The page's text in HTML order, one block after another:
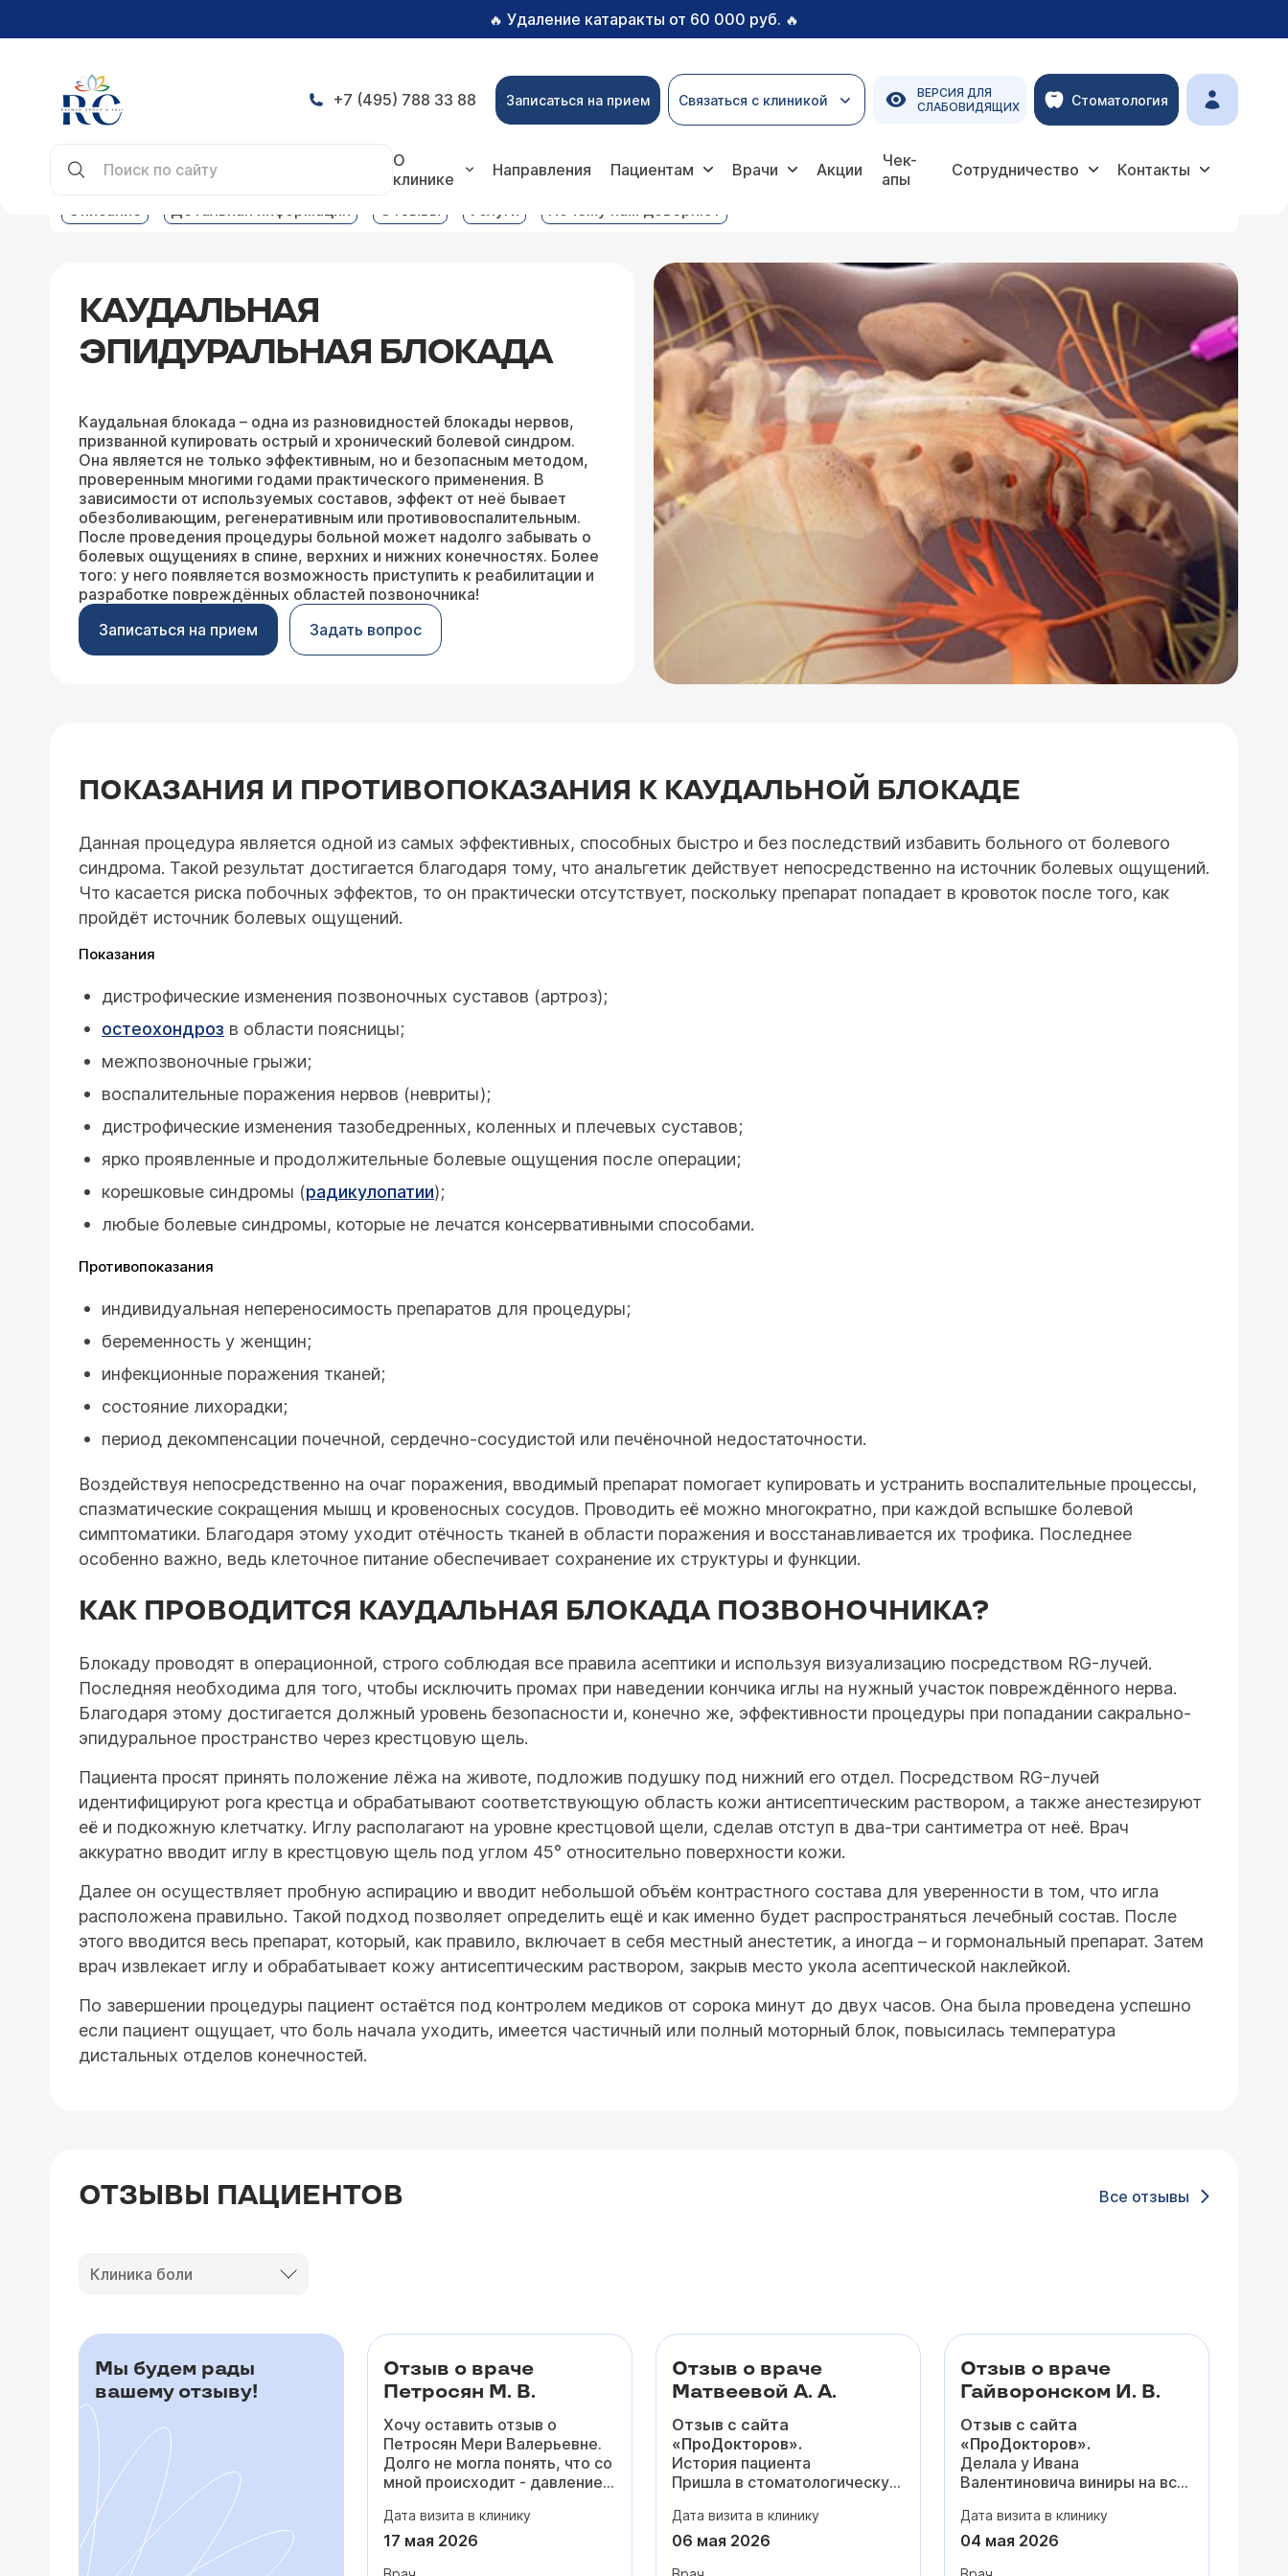
🔥 Удаление катаракты от 60 000 руб. 🔥
+7 (495) 788 33 88 Записаться на прием Связаться с клиникой
ВЕРСИЯ ДЛЯ
СЛАБОВИДЯЩИХ
Стоматология
О
клинике
Направления Пациентам Врачи Акции
Чек-
апы
Сотрудничество Контакты
Описание Детальная информация Отзывы Услуги Почему нам доверяют
КАУДАЛЬНАЯ
ЭПИДУРАЛЬНАЯ БЛОКАДА
Каудальная блокада – одна из разновидностей блокады нервов,
призванной купировать острый и хронический болевой синдром.
Она является не только эффективным, но и безопасным методом,
проверенным многими годами практического применения. В
зависимости от используемых составов, эффект от неё бывает
обезболивающим, регенеративным или противовоспалительным.
После проведения процедуры больной может надолго забывать о
болевых ощущениях в спине, верхних и нижних конечностях. Более
того: у него появляется возможность приступить к реабилитации и
разработке повреждённых областей позвоночника!
Записаться на прием
Задать вопрос
ПОКАЗАНИЯ И ПРОТИВОПОКАЗАНИЯ К КАУДАЛЬНОЙ БЛОКАДЕ
Данная процедура является одной из самых эффективных, способных быстро и без последствий избавить больного от болевого
синдрома. Такой результат достигается благодаря тому, что анальгетик действует непосредственно на источник болевых ощущений.
Что касается риска побочных эффектов, то он практически отсутствует, поскольку препарат попадает в кровоток после того, как
пройдёт источник болевых ощущений.
Показания
дистрофические изменения позвоночных суставов (артроз);
остеохондроз в области поясницы;
межпозвоночные грыжи;
воспалительные поражения нервов (невриты);
дистрофические изменения тазобедренных, коленных и плечевых суставов;
ярко проявленные и продолжительные болевые ощущения после операции;
корешковые синдромы (радикулопатии);
любые болевые синдромы, которые не лечатся консервативными способами.
Противопоказания
индивидуальная непереносимость препаратов для процедуры;
беременность у женщин;
инфекционные поражения тканей;
состояние лихорадки;
период декомпенсации почечной, сердечно-сосудистой или печёночной недостаточности.
Воздействуя непосредственно на очаг поражения, вводимый препарат помогает купировать и устранить воспалительные процессы,
спазматические сокращения мышц и кровеносных сосудов. Проводить её можно многократно, при каждой вспышке болевой
симптоматики. Благодаря этому уходит отёчность тканей в области поражения и восстанавливается их трофика. Последнее
особенно важно, ведь клеточное питание обеспечивает сохранение их структуры и функции.
КАК ПРОВОДИТСЯ КАУДАЛЬНАЯ БЛОКАДА ПОЗВОНОЧНИКА?
Блокаду проводят в операционной, строго соблюдая все правила асептики и используя визуализацию посредством RG-лучей.
Последняя необходима для того, чтобы исключить промах при наведении кончика иглы на нужный участок повреждённого нерва.
Благодаря этому достигается должный уровень безопасности и, конечно же, эффективности процедуры при попадании сакрально-
эпидуральное пространство через крестцовую щель.
Пациента просят принять положение лёжа на животе, подложив подушку под нижний его отдел. Посредством RG-лучей
идентифицируют рога крестца и обрабатывают соответствующую область кожи антисептическим раствором, а также анестезируют
её и подкожную клетчатку. Иглу располагают на уровне крестцовой щели, сделав отступ в два-три сантиметра от неё. Врач
аккуратно вводит иглу в крестцовую щель под углом 45° относительно поверхности кожи.
Далее он осуществляет пробную аспирацию и вводит небольшой объём контрастного состава для уверенности в том, что игла
расположена правильно. Такой подход позволяет определить ещё и как именно будет распространяться лечебный состав. После
этого вводится весь препарат, который, как правило, включает в себя местный анестетик, а иногда – и гормональный препарат. Затем
врач извлекает иглу и обрабатывает кожу антисептическим раствором, закрыв место укола асептической наклейкой.
По завершении процедуры пациент остаётся под контролем медиков от сорока минут до двух часов. Она была проведена успешно
если пациент ощущает, что боль начала уходить, имеется частичный или полный моторный блок, повысилась температура
дистальных отделов конечностей.
ОТЗЫВЫ ПАЦИЕНТОВ Все отзывы
Клиника боли
Мы будем рады
вашему отзыву!
Отзыв о враче
Петросян М. В.
Хочу оставить отзыв о
Петросян Мери Валерьевне.
Долго не могла понять, что со
мной происходит - давление
падало, появилась одышка и
постоянная тревога из-за
Дата визита в клинику
17 мая 2026
Отзыв о враче
Матвеевой А. А.
Отзыв с сайта
«ПроДокторов».
История пациента
Пришла в стоматологическую
прикуса. Прохожу лечение на
брекет-системе у Анны
Дата визита в клинику
06 мая 2026
Отзыв о враче
Гайворонском И. В.
Отзыв с сайта
«ПроДокторов».
Делала у Ивана
Валентиновича виниры на всю
просто потрясающий! Я и не
думала, что виниры могут
Дата визита в клинику
04 мая 2026